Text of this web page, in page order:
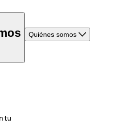
Quiénes somos
tu